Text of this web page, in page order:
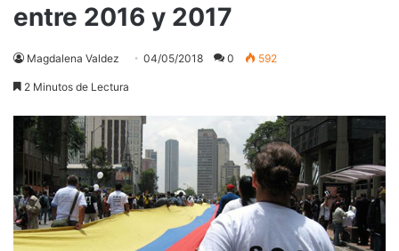
entre 2016 y 2017
Magdalena Valdez 04/05/2018 0 592
2 Minutos de Lectura